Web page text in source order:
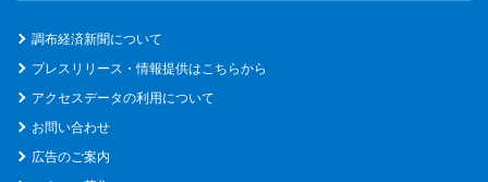
調布経済新聞について
プレスリリース・情報提供はこちらから
アクセスデータの利用について
お問い合わせ
広告のご案内